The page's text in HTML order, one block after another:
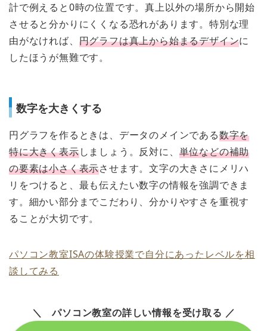
計で例えると0時の位置です。真上以外の場所から開始
させると分かりにくくなる恐れがあります。特別な理
由がなければ、 円グラフは真上から始まるデザインに
したほうが無難です。
数字を大きくする
円グラフを作るときは、データのメインである数字を
特に大きく表示しましょう。反対に、 単位などの補助
の要素は小さく表示させます。文字の大きさにメリハ
リをつけると、最も伝えたい数字の情報を強調できま
す。細かい部分までこだわり、分かりやすさを重視す
ることが大切です。
パソコン教室ISAの体験授業で自分にあったレベルを相
談してみる
＼ パソコン教室の詳しい情報を受け取る ／